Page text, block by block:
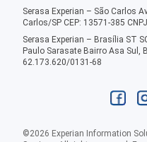
Serasa Experian – São Carlos
Carlos/SP CEP: 13571-385
Serasa Experian – Brasília ST
Paulo Sarasate Bairro Asa Sul,
62.173.620/0131-68
©2026 Experian Information